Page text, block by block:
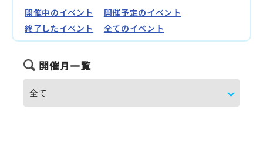
開催中のイベント
開催予定のイベント
終了したイベント
全てのイベント
開催月一覧